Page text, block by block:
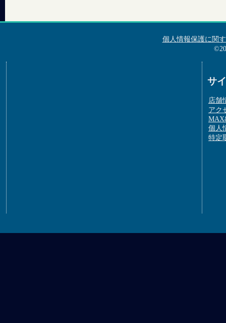
個人情報保護に関
サ
店舗
アク
個人
特定